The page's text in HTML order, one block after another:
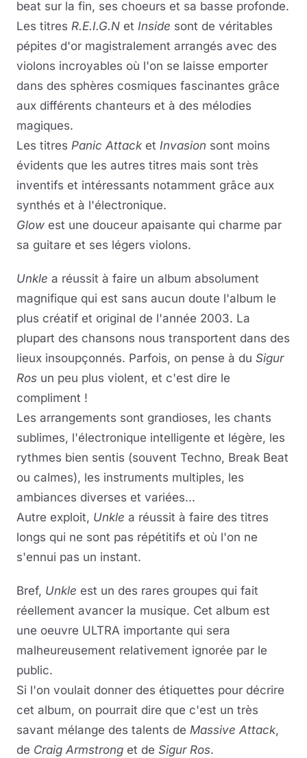
beat sur la fin, ses choeurs et sa basse profonde.
Les titres R.E.I.G.N et Inside sont de véritables
pépites d'or magistralement arrangés avec des
violons incroyables où l'on se laisse emporter
dans des sphères cosmiques fascinantes grâce
aux différents chanteurs et à des mélodies
magiques.
Les titres Panic Attack et Invasion sont moins
évidents que les autres titres mais sont très
inventifs et intéressants notamment grâce aux
synthés et à l'électronique.
Glow est une douceur apaisante qui charme par
sa guitare et ses légers violons.
Unkle a réussit à faire un album absolument
magnifique qui est sans aucun doute l'album le
plus créatif et original de l'année 2003. La
plupart des chansons nous transportent dans des
lieux insoupçonnés. Parfois, on pense à du Sigur
Ros un peu plus violent, et c'est dire le
compliment !
Les arrangements sont grandioses, les chants
sublimes, l'électronique intelligente et légère, les
rythmes bien sentis (souvent Techno, Break Beat
ou calmes), les instruments multiples, les
ambiances diverses et variées...
Autre exploit, Unkle a réussit à faire des titres
longs qui ne sont pas répétitifs et où l'on ne
s'ennui pas un instant.
Bref, Unkle est un des rares groupes qui fait
réellement avancer la musique. Cet album est
une oeuvre ULTRA importante qui sera
malheureusement relativement ignorée par le
public.
Si l'on voulait donner des étiquettes pour décrire
cet album, on pourrait dire que c'est un très
savant mélange des talents de Massive Attack,
de Craig Armstrong et de Sigur Ros.